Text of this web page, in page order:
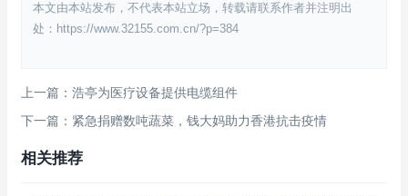
本文由本站发布，不代表本站立场，转载请联系作者并注明出
处：https://www.32155.com.cn/?p=384
上一篇：浩亭为医疗设备提供电缆组件
下一篇：紧急捐赠数吨蔬菜，钱大妈助力香港抗击疫情
相关推荐